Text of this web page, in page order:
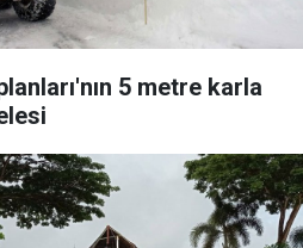
5 metre karla